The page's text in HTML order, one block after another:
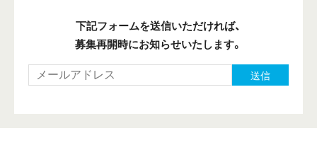
下記フォームを送信いただければ、
募集再開時にお知らせいたします。
送信